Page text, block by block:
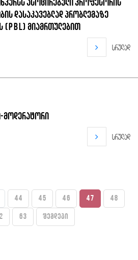
ასოცირებული პროფესორის
დასაკავებლად პრობლემაზე
(PBL) მიამრთულებით
სრულად
მოდერატორი
სრულად
44 45 46 47 48
63 შემდეგი